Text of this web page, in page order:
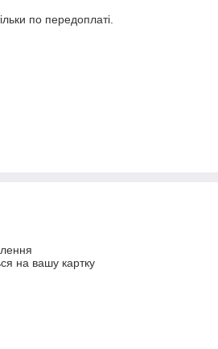
по передоплаті.
на вашу картку